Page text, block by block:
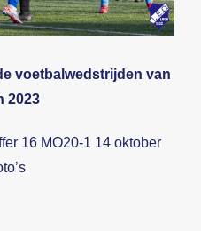
Beeldbank
Contact
voetbalwedstrijden van
2023
16 MO20-1 14 oktober